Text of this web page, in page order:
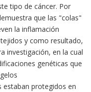
tipo de cáncer. Por
que las "colas"
la inflamación
y como resultado,
investigación, en la cual
genéticas que
estaban protegidos en